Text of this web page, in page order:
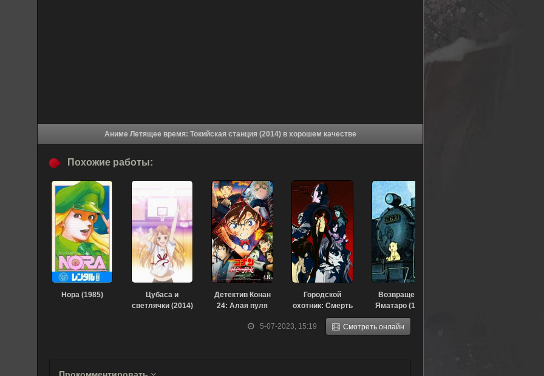
Аниме Летящее время: Токийская станция (2014) в хорошем качестве
5-07-2023, 15:19 Смотреть онлайн
Похожие работы:
Нора (1985)
Цубаса и
светлячки (2014)
Детектив Конан
24: Алая пуля
Городской
охотник: Смерть
порочного
преступника Рё
Возвращение
Яматаро (1986)